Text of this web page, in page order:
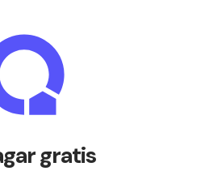
gratis